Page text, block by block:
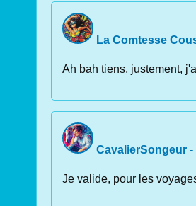
La Comtesse
Ah bah tiens, justement,
CavalierSongeur -
Je valide, pour les